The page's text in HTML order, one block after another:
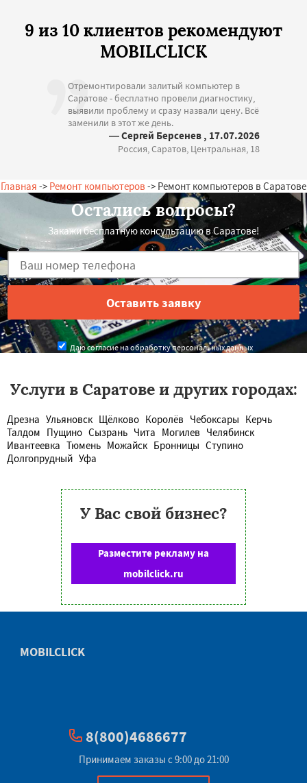
9 из 10 клиентов рекомендуют
MOBILCLICK
Отремонтировали залитый компьютер в
Саратове - бесплатно провели диагностику,
выявили проблему и сразу назвали цену. Всё
заменили в этот же день.
— Сергей Берсенев , 17.07.2026
Россия, Саратов, Центральная, 18
Главная -> Ремонт компьютеров -> Ремонт компьютеров в Саратове
Остались вопросы?
Закажи бесплатную консультацию в Саратове!
Даю согласие на обработку персональных данных
Услуги в Саратове и других городах:
Дрезна Ульяновск Щёлково Королёв Чебоксары Керчь
Талдом Пущино Сызрань Чита Могилев Челябинск
Ивантеевка Тюмень Можайск Бронницы Ступино
Долгопрудный Уфа
У Вас свой бизнес?
Разместите рекламу на
mobilclick.ru
MOBILCLICK
8(800)4686677
Принимаем заказы с 9:00 до 21:00